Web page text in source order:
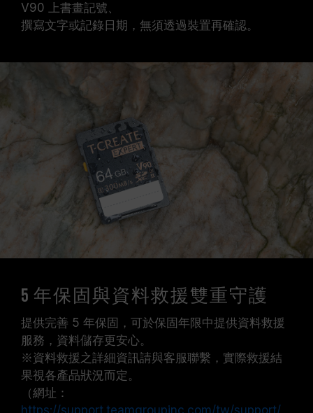
V90 上書畫記號、
撰寫文字或記錄日期，無須透過裝置再確認。
5 年保固與資料救援雙重守護
提供完善 5 年保固，可於保固年限中提供資料救援
服務，資料儲存更安心。
※資料救援之詳細資訊請與客服聯繫，實際救援結
果視各產品狀況而定。
（網址：
https://support.teamgroupinc.com/tw/support/